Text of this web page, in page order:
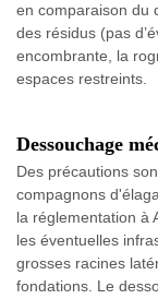
en comparaison du
des résidus (pas
encombrante, la
espaces restreints.
Dessouchage
Des précautions
compagnons
la réglementation à
les éventuelles
grosses racines
fondations. Le